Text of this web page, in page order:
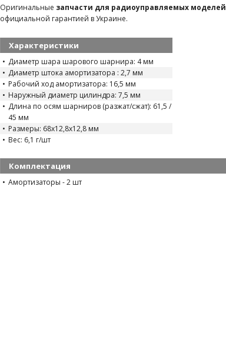
Оригинальные запчасти для радиоуправляемых моделей
официальной гарантией в Украине.
Характеристики
Диаметр шара шарового шарнира: 4 мм
Диаметр штока амортизатора : 2,7 мм
Рабочий ход амортизатора: 16,5 мм
Наружный диаметр цилиндра: 7,5 мм
Длина по осям шарниров (разжат/сжат): 61,5 /
45 мм
Размеры: 68х12,8х12,8 мм
Вес: 6,1 г/шт
Комплектация
Амортизаторы - 2 шт